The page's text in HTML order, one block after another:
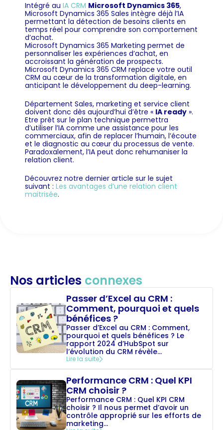
Intégré au IA CRM Microsoft Dynamics 365,
Microsoft Dynamics 365 Sales intègre déjà l’IA
permettant la détection de besoins clients en
temps réel pour comprendre son comportement
d’achat.
Microsoft Dynamics 365 Marketing permet de
personnaliser les expériences d’achat, en
accroissant la génération de prospects.
Microsoft Dynamics 365 CRM replace votre outil
CRM au cœur de la transformation digitale, en
anticipant le développement du deep-learning.
Département Sales, marketing et service client
doivent donc dès aujourd’hui d’être « IA ready ».
Etre prêt sur le plan technique permettra
d’utiliser l’IA comme une assistance pour les
commerciaux, afin de replacer l’humain, l’écoute
et le diagnostic au cœur du processus de vente.
Paradoxalement, l’IA peut donc rehumaniser la
relation client.
Découvrez notre dernier article sur le sujet
suivant : Les avantages d’une relation client
maitrisée.
Nos articles connexes
Passer d’Excel au CRM :
Comment, pourquoi et quels
bénéfices ?
Passer d’Excel au CRM : Comment,
pourquoi et quels bénéfices ? Le
rapport 2024 d’HubSpot sur
l’évolution du CRM révèle...
Lire la suite
Performance CRM : Quel KPI
CRM choisir ?
Performance CRM : Quel KPI CRM
choisir ? Il nous permet d’avoir un
contrôle approprié sur les efforts de
marketing...